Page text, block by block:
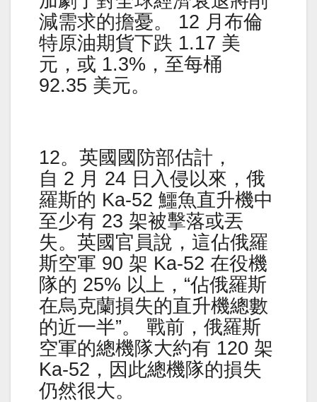
減需求的擔憂。 12 月布倫
特原油期貨下跌 1.17 美
元，或 1.3%，至每桶
92.35 美元。
12。英國國防部估計，
自 2 月 24 日入侵以來，俄
羅斯的 Ka-52 鱷魚直升機中
至少有 23 架被擊落或丟
失。英國官員說，這佔俄羅
斯空軍 90 架 Ka-52 在役機
隊的 25% 以上，“佔俄羅斯
在烏克蘭損失的直升機總數
的近一半”。 戰前，俄羅斯
空軍的總機隊大約有 120 架
Ka-52，因此總機隊的損失
仍然很大。